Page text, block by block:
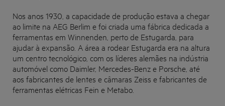
Nos anos 1930, a capacidade de produção estava a chegar
ao limite na AEG Berlim e foi criada uma fábrica dedicada a
ferramentas em Winnenden, perto de Estugarda, para
ajudar à expansão. A área a rodear Estugarda era na altura
um centro tecnológico, com os líderes alemães na indústria
automóvel como Daimler, Mercedes-Benz e Porsche, até
aos fabricantes de lentes e câmaras Zeiss e fabricantes de
ferramentas elétricas Fein e Metabo.